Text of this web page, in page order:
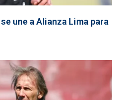
une a Alianza Lima para